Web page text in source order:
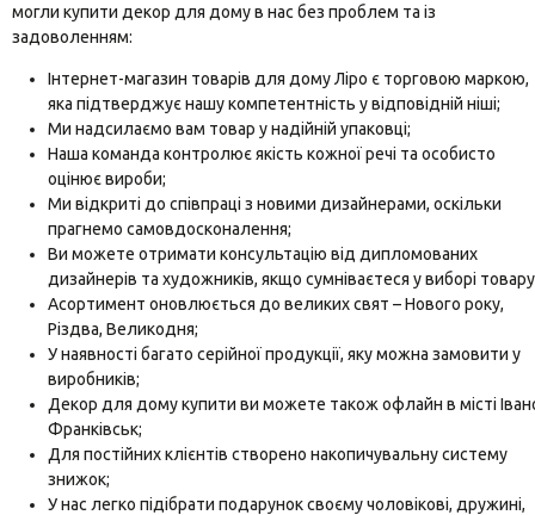
могли купити декор для дому в нас без проблем та із
задоволенням:
Інтернет-магазин товарів для дому Ліро є торговою маркою,
яка підтверджує нашу компетентність у відповідній ніші;
Ми надсилаємо вам товар у надійній упаковці;
Наша команда контролює якість кожної речі та особисто
оцінює вироби;
Ми відкриті до співпраці з новими дизайнерами, оскільки
прагнемо самовдосконалення;
Ви можете отримати консультацію від дипломованих
дизайнерів та художників, якщо сумніваєтеся у виборі
Асортимент оновлюється до великих свят – Нового року,
Різдва, Великодня;
У наявності багато серійної продукції, яку можна замовити у
виробників;
Декор для дому купити ви можете також офлайн в місті
Франківськ;
Для постійних клієнтів створено накопичувальну систему
знижок;
У нас легко підібрати подарунок своєму чоловікові, дружині,